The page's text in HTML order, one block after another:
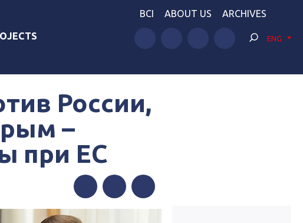
BCI ABOUT US ARCHIVES
ENG
России,
–
при ЕС
FacebookTwitterTelegram